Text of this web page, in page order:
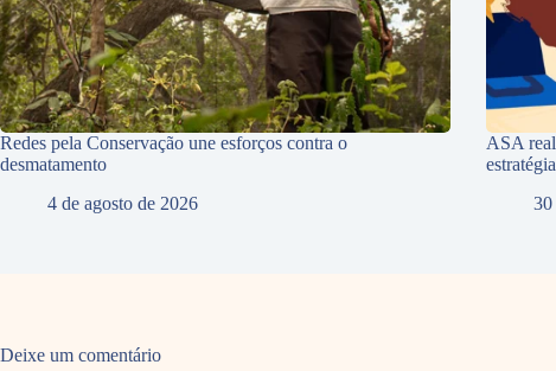
Redes pela Conservação une esforços contra o
desmatamento
4 de agosto de 2026
ASA
30
Deixe um comentário